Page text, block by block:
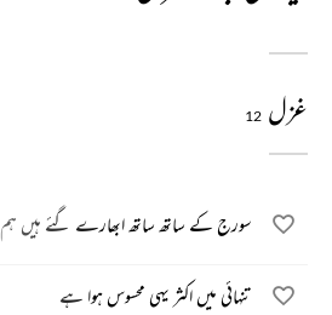
غزل 12
سورج کے ساتھ ساتھ ابھارے گئے ہیں ہم
تنہائی میں اکثر یہی محسوس ہوا ہے